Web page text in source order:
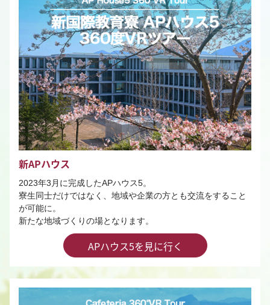
新APハウス
2023年3月に完成したAPハウス5。
寮生同士だけではなく、地域や企業の方とも交流をすること
が可能に。
新たな地域づくりの場となります。
APハウス5を見に行く